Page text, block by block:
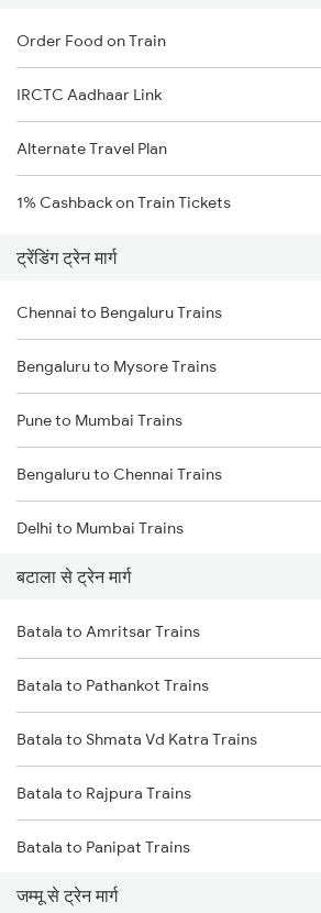
Order Food on Train
IRCTC Aadhaar Link
Alternate Travel Plan
1% Cashback on Train Tickets
ट्रेंडिंग ट्रेन मार्ग
Chennai to Bengaluru Trains
Bengaluru to Mysore Trains
Pune to Mumbai Trains
Bengaluru to Chennai Trains
Delhi to Mumbai Trains
Mumbai to Pune Trains
Delhi to Jammu Trains
Mumbai to Delhi Trains
Mumbai to Goa Trains
Chennai to Coimbatore Trains
बटाला से ट्रेन मार्ग
Batala to Amritsar Trains
Batala to Pathankot Trains
Batala to Shmata Vd Katra Trains
Batala to Rajpura Trains
Batala to Panipat Trains
Batala to New Delhi Trains
जम्मू से ट्रेन मार्ग